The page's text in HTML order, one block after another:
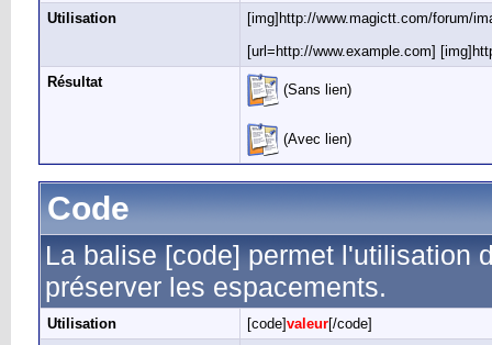
Utilisation
[img]http://www.magictt.com/forum/
[url=http://www.example.com]
Résultat
(Sans lien)
(Avec lien)
Code
La balise [code] permet l'utilisation
préserver les espacements.
Utilisation [code]valeur[/code]